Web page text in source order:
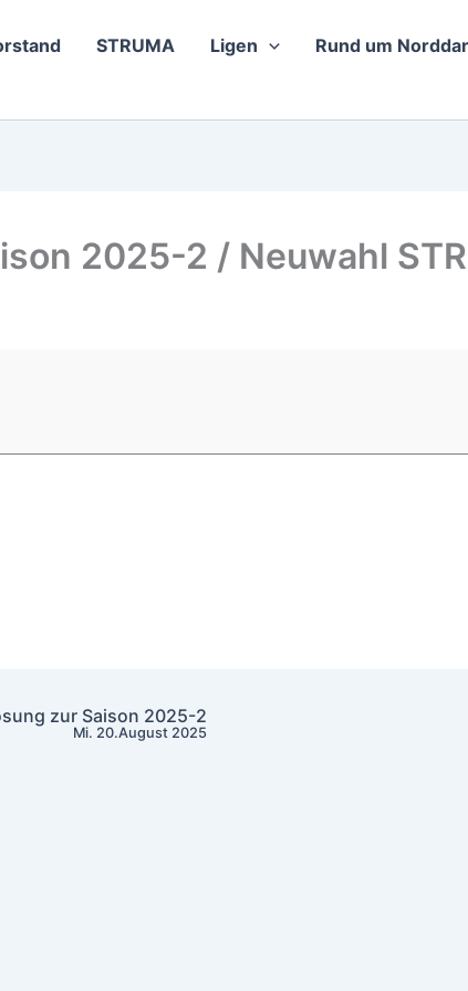
STRUMA Ligen Rund um
2025-2 / Neuwahl
zur Saison 2025-2
Mi. 20.August 2025